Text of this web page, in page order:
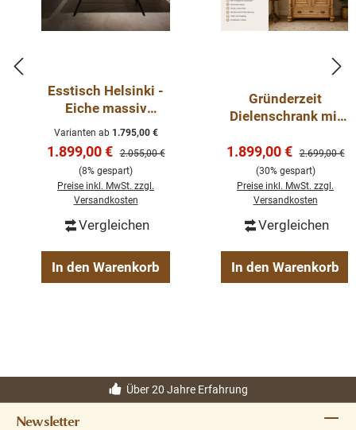
Esstisch Helsinki -
Eiche massiv
200x100cm
Varianten ab1.795,00 €
Verkaufspreis:
1.899,00 € Regulärer Preis:
2.055,00 €
(8% gespart)
Preise inkl. MwSt. zzgl.
Versandkosten
Vergleichen
In den Warenkorb
Gründerzeit
Dielenschrank mit
Antikschrank mit
Schublade
Verkaufspreis:
1.899,00 € Regulärer
2.699,00 €
(30% gespart)
Preise inkl. MwSt. zzgl.
Versandkosten
Vergleichen
In den Warenkorb
Über 20 Jahre Erfahrung
Newsletter